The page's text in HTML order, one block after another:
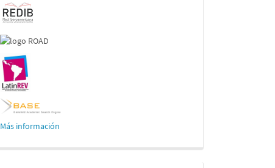
Más información